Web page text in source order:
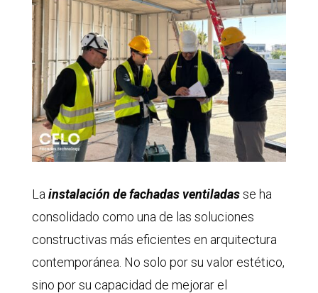
La instalación de fachadas ventiladasse ha
consolidado como una de las soluciones
constructivas más eficientes en arquitectura
contemporánea. No solo por su valor estético,
sino por su capacidad de mejorar el